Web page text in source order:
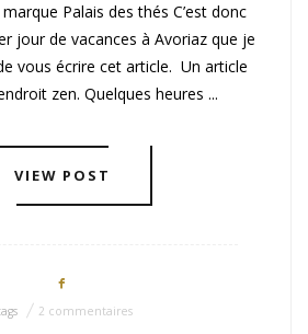
Palais des thés C’est donc
jour de vacances à Avoriaz que je
vous écrire cet article. Un article
zen. Quelques heures ...
VIEW POST
2 commentaires